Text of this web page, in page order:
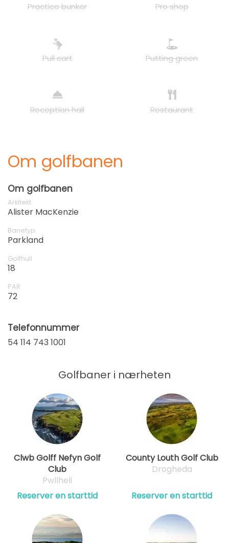
Practice bunker Pro shop
Pull cart Putting green
Reception hall Restaurant
Om golfbanen
Om golfbanen
Arkitekt
Alister MacKenzie
Banetyp
Parkland
Golfhull
18
PAR
72
Telefonnummer
54 114 743 1001
Golfbaner i nærheten
Clwb Golff Nefyn Golf
Club
Pwllheli
Reserver en starttid
County Louth Golf Club
Drogheda
Reserver en starttid